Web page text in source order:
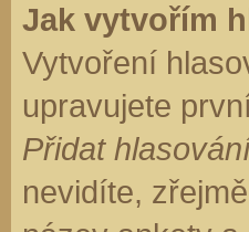
Jak vytvořím
Vytvoření
upravujete
Přidat
nevidíte,